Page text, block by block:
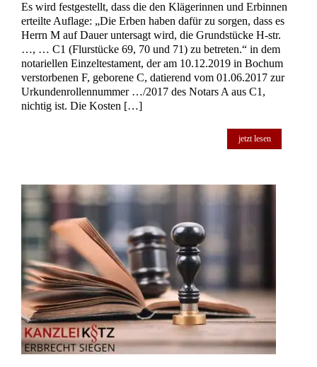
Es wird festgestellt, dass die den Klägerinnen und Erbinnen
erteilte Auflage: „Die Erben haben dafür zu sorgen, dass es
Herrn M auf Dauer untersagt wird, die Grundstücke H-str.
…, … C1 (Flurstücke 69, 70 und 71) zu betreten.“ in dem
notariellen Einzeltestament, der am 10.12.2019 in Bochum
verstorbenen F, geborene C, datierend vom 01.06.2017 zur
Urkundenrollennummer …/2017 des Notars A aus C1,
nichtig ist. Die Kosten […]
jetzt lesen